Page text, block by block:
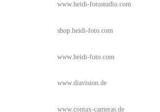
www.heidi-fotostudio.com
shop.heidi-foto.com
www.heidi-foto.com
www.diavision.de
www.contax-cameras.de